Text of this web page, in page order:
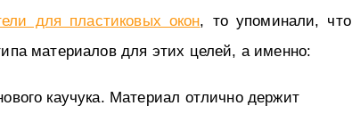
для пластиковых окон, то упоминали, что
материалов для этих целей, а именно:
каучука. Материал отлично держит